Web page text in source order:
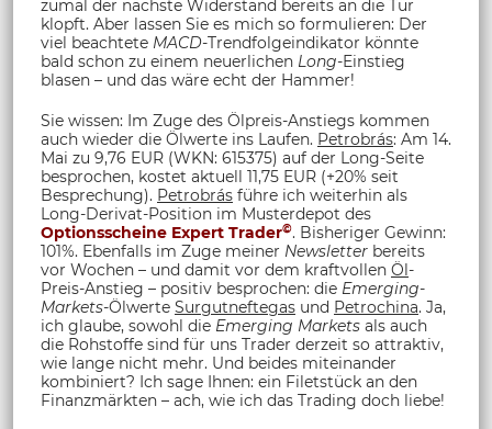
zumal der nächste Widerstand bereits an die Tür
klopft. Aber lassen Sie es mich so formulieren: Der
viel beachtete MACD-Trendfolgeindikator könnte
bald schon zu einem neuerlichen Long-Einstieg
blasen – und das wäre echt der Hammer!
Sie wissen: Im Zuge des Ölpreis-Anstiegs kommen
auch wieder die Ölwerte ins Laufen. Petrobrás: Am 14.
Mai zu 9,76 EUR (WKN: 615375) auf der Long-Seite
besprochen, kostet aktuell 11,75 EUR (+20% seit
Besprechung). Petrobrás führe ich weiterhin als
Long-Derivat-Position im Musterdepot des
Optionsscheine Expert Trader©. Bisheriger Gewinn:
101%. Ebenfalls im Zuge meiner Newsletter bereits
vor Wochen – und damit vor dem kraftvollen Öl-
Preis-Anstieg – positiv besprochen: die Emerging-
Markets-Ölwerte Surgutneftegas und Petrochina. Ja,
ich glaube, sowohl die Emerging Markets als auch
die Rohstoffe sind für uns Trader derzeit so attraktiv,
wie lange nicht mehr. Und beides miteinander
kombiniert? Ich sage Ihnen: ein Filetstück an den
Finanzmärkten – ach, wie ich das Trading doch liebe!